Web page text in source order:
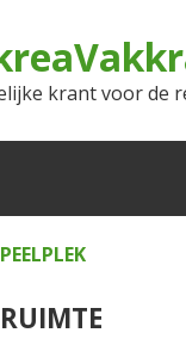
krant voor de